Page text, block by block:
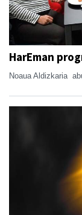
HarEman
Noaua Aldizkaria